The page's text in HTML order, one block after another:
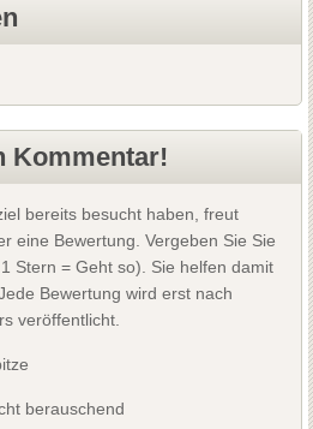
Kommentar!
bereits besucht haben, freut
eine Bewertung. Vergeben Sie Sie
Stern = Geht so). Sie helfen damit
Bewertung wird erst nach
veröffentlicht.
berauschend